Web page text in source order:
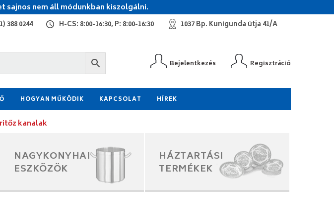
sajnos nem áll módunkban kiszolgálni.
388 0244 H-CS: 8:00-16:30, P: 8:00-16:30 1037 Bp. Kunigunda útja 41/A
Bejelentkezés Regisztráció
HOGYAN MŰKÖDIK KAPCSOLAT HÍREK
kanalak
NAGYKONYHAI
ESZKÖZÖK
HÁZTARTÁSI
TERMÉKEK